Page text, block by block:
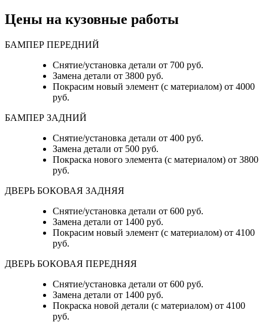
Цены на кузовные работы
БАМПЕР ПЕРЕДНИЙ
Снятие/установка детали от 700 руб.
Замена детали от 3800 руб.
Покрасим новый элемент (с материалом) от 4000
руб.
БАМПЕР ЗАДНИЙ
Снятие/установка детали от 400 руб.
Замена детали от 500 руб.
Покраска нового элемента (с материалом) от 3800
руб.
ДВЕРЬ БОКОВАЯ ЗАДНЯЯ
Снятие/установка детали от 600 руб.
Замена детали от 1400 руб.
Покрасим новый элемент (с материалом) от 4100
руб.
ДВЕРЬ БОКОВАЯ ПЕРЕДНЯЯ
Снятие/установка детали от 600 руб.
Замена детали от 1400 руб.
Покраска новой детали (с материалом) от 4100
руб.